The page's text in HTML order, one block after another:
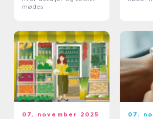
mødes
07. november 2025 07.